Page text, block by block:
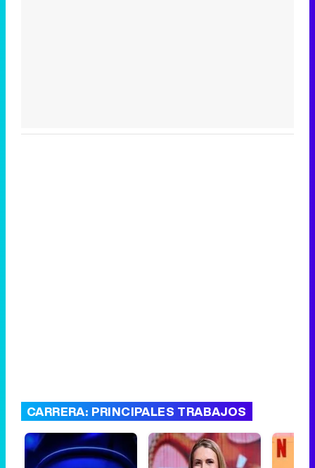
CARRERA: PRINCIPALES TRABAJOS